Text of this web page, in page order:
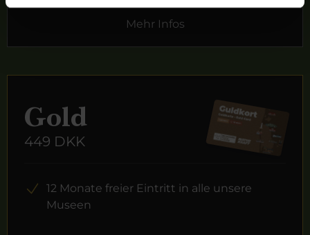
Mehr Infos
Gold
449 DKK
12 Monate freier Eintritt in alle unsere
Museen